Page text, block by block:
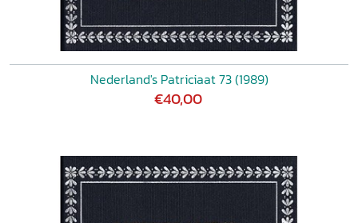
Nederland's Patriciaat 73 (1989)
€40,00